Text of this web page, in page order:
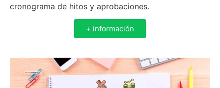
cronograma de hitos y aprobaciones.
+ información